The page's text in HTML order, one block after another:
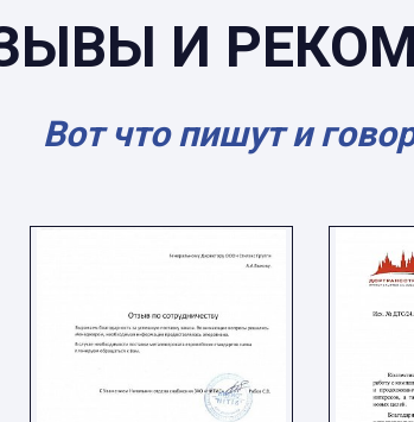
И
Вот что пишут и